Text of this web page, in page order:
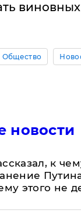
Общество
новости
к
этого не